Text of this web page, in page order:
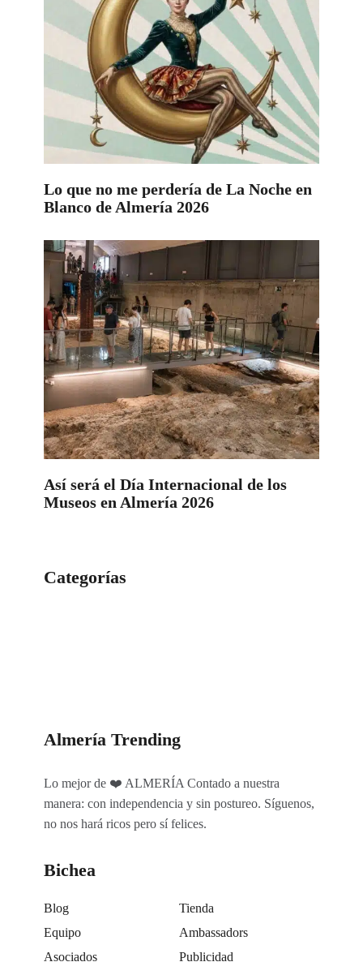
Lo que no me perdería de La Noche en
Blanco de Almería 2026
Así será el Día Internacional de los
Museos en Almería 2026
Categorías
Almería Trending
Lo mejor de ❤️ ALMERÍA Contado a nuestra
manera: con independencia y sin postureo. Síguenos,
no nos hará ricos pero sí felices.
Bichea
Blog
Tienda
Equipo
Ambassadors
Asociados
Publicidad